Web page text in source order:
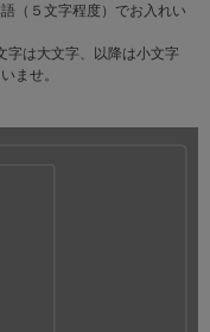
（５文字程度）でお入れい
字は大文字、以降は小文字
ませ。